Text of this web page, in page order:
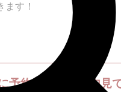
ます！
予約無しで当日内見